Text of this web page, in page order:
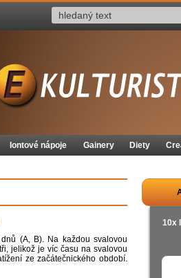
(A, B). Na každou svalovou
jelikož je víc času na svalovou
ze začátečnického období.
10x
Iontové nápoje Gainery Diety